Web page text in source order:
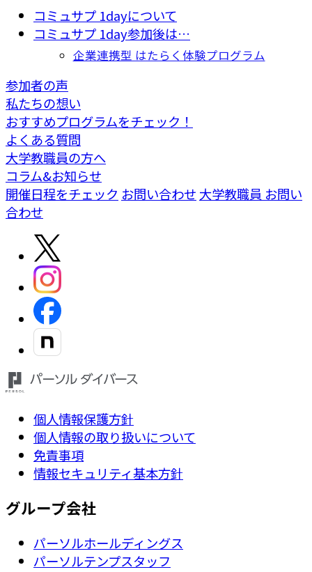
コミュサプ 1dayについて
コミュサプ 1day参加後は…
企業連携型 はたらく体験プログラム
参加者の声
私たちの想い
おすすめプログラムをチェック！
よくある質問
大学教職員の方へ
コラム&お知らせ
開催日程をチェック お問い合わせ 大学教職員 お問い
合わせ
個人情報保護方針
個人情報の取り扱いについて
免責事項
情報セキュリティ基本方針
グループ会社
パーソルホールディングス
パーソルテンプスタッフ